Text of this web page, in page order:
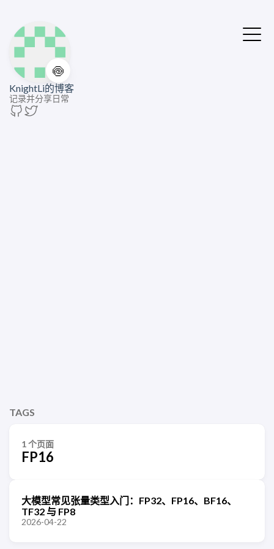
🍥
KnightLi的博客
记录并分享日常
TAGS
1 个页面
FP16
大模型常见张量类型入门：FP32、FP16、BF16、
TF32 与 FP8
2026-04-22